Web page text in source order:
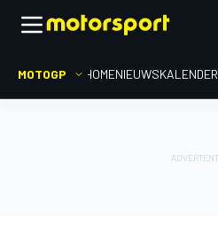
MOTOGP HOMENIEUWSKALENDER